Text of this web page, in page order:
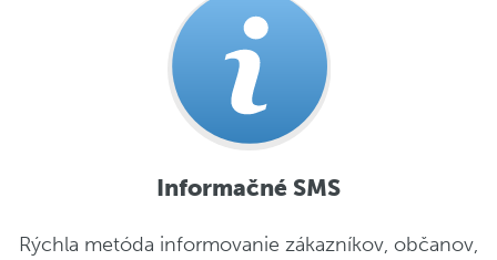
Informačné SMS
Rýchla metóda informovanie zákazníkov, občanov,